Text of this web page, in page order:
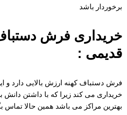
برخوردار باشد
خریداری فرش
قدیمی :
فرش دستباف کهنه ارزش بالایی دارد و
خریداری می کند زیرا که با داشتن دانش
بهترین مراکز می باشد همین حالا تماس